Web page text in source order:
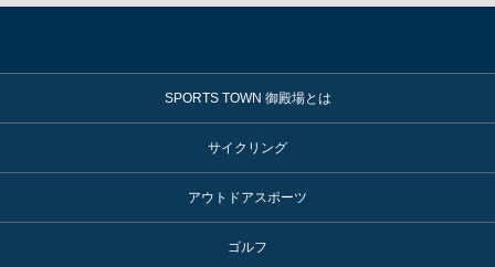
SPORTS TOWN 御殿場とは
サイクリング
アウトドアスポーツ
ゴルフ